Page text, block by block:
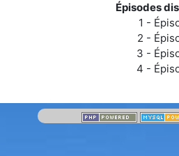
Épisodes
1 -
2 -
3 -
4 -